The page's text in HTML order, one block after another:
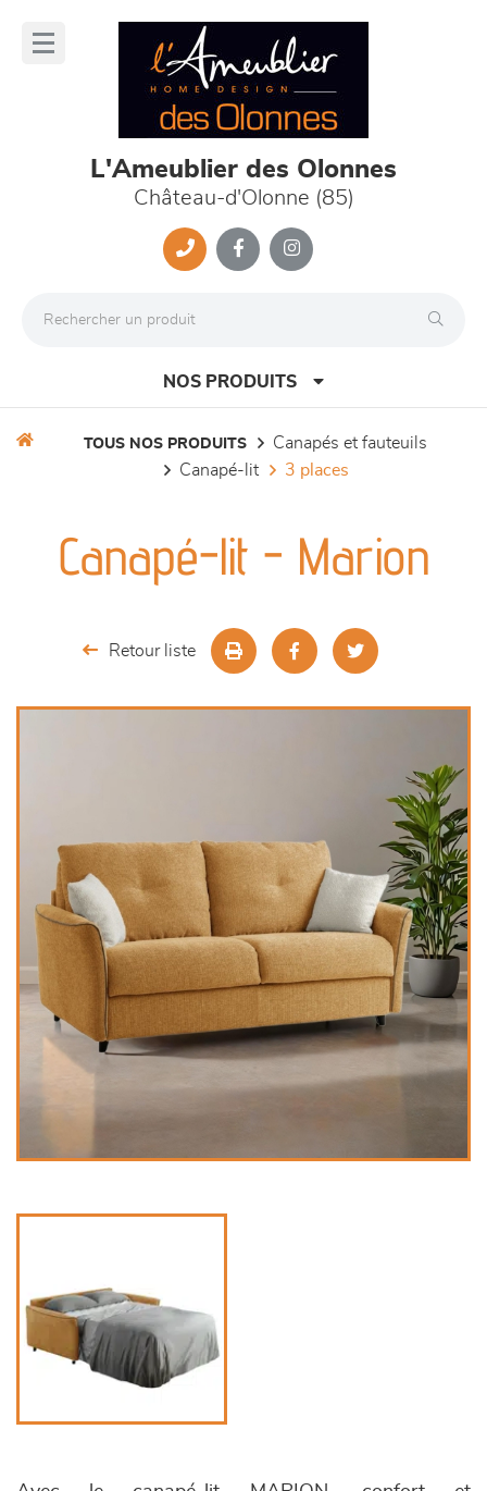
L'Ameublier des Olonnes
Château-d'Olonne (85)
NOS PRODUITS
séjours
chambres et dressing
TOUS NOS PRODUITS
canapés et fauteuils
canapé-lit
3 places
Canapé-lit - Marion
Retour liste